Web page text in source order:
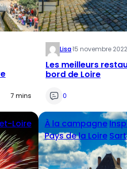
7 mins
Lisa·15 novembre 2022
Les meilleurs
bord de Loire
0
Loire
À la campagne
Pays de la Loire